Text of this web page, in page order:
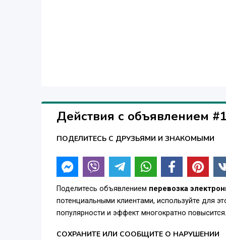
Действия с объявлением
ПОДЕЛИТЕСЬ С ДРУЗЬЯМИ И ЗНАКОМЫМИ
Поделитесь объявлением перевозка
потенциальными клиентами, используйте для
популярности и эффект многократно повысится.
СОХРАНИТЕ ИЛИ СООБЩИТЕ О НАРУШЕНИИ